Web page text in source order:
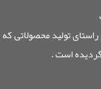
تولید محصولاتی که
است .